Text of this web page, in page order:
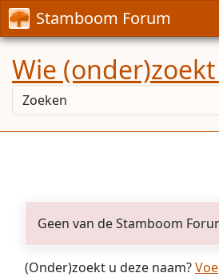
Stamboom Forum
Wie
Geen van de Stamboom
(Onder)zoekt u deze naam?